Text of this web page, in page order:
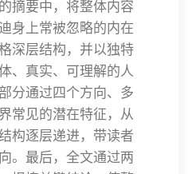
摘要中，将整体内容
身上常被忽略的内在
深层结构，并以独特
、真实、可理解的人
分通过四个方向、多
常见的潜在特征，从
构逐层递进，带读者
。最后，全文通过两